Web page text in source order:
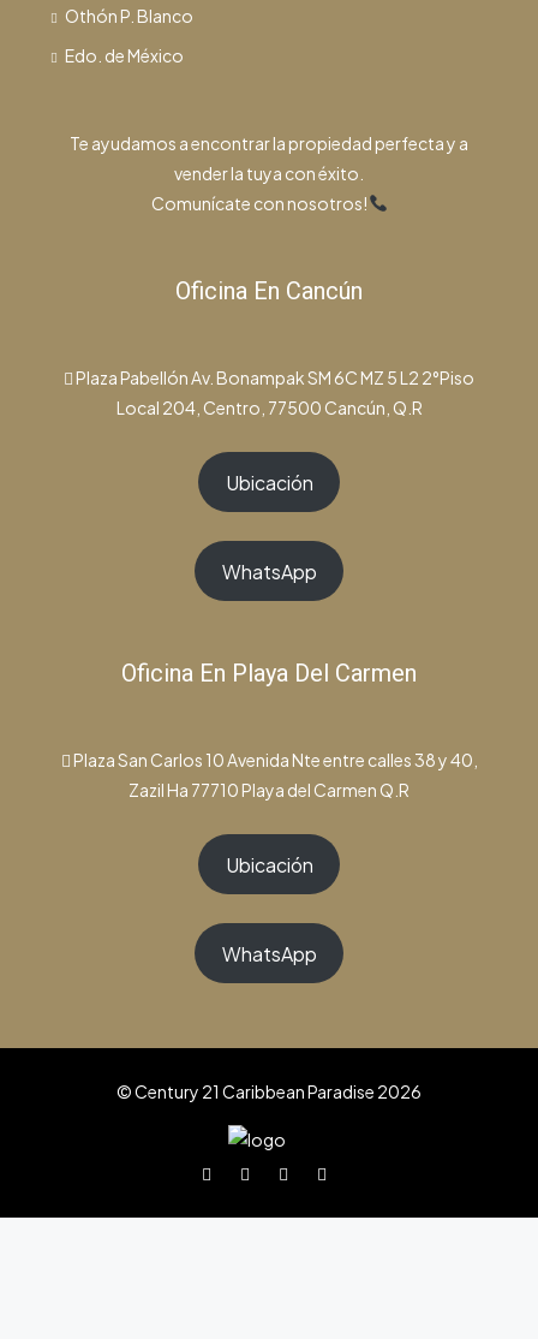
Othón P. Blanco
Edo. de México
Te ayudamos a encontrar la propiedad perfecta y a
vender la tuya con éxito.
Comunícate con nosotros!
Oficina En Cancún
Plaza Pabellón Av. Bonampak SM 6C MZ 5 L2 2°Piso
Local 204, Centro, 77500 Cancún, Q.R
Ubicación
WhatsApp
Oficina En Playa Del Carmen
Plaza San Carlos 10 Avenida Nte entre calles 38 y 40,
Zazil Ha 77710 Playa del Carmen Q.R
Ubicación
WhatsApp
© Century 21 Caribbean Paradise 2026